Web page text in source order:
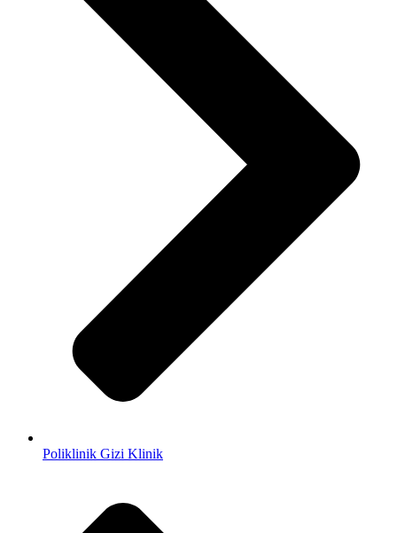
Poliklinik Gizi Klinik